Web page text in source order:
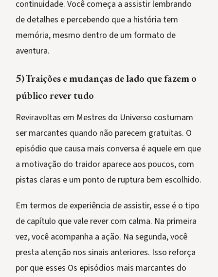
continuidade. Você começa a assistir lembrando
de detalhes e percebendo que a história tem
memória, mesmo dentro de um formato de
aventura.
5) Traições e mudanças de lado que fazem o
público rever tudo
Reviravoltas em Mestres do Universo costumam
ser marcantes quando não parecem gratuitas. O
episódio que causa mais conversa é aquele em que
a motivação do traidor aparece aos poucos, com
pistas claras e um ponto de ruptura bem escolhido.
Em termos de experiência de assistir, esse é o tipo
de capítulo que vale rever com calma. Na primeira
vez, você acompanha a ação. Na segunda, você
presta atenção nos sinais anteriores. Isso reforça
por que esses Os episódios mais marcantes do